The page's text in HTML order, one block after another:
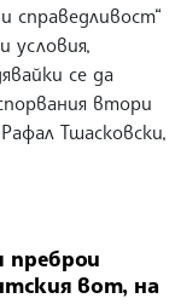
справедливост“
условия,
се да
втори
Тшасковски,
преброи
вот, на